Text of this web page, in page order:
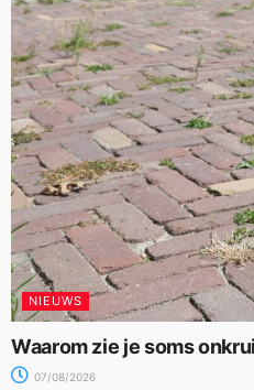
NIEUWS
Waarom zie je soms
07/08/2026